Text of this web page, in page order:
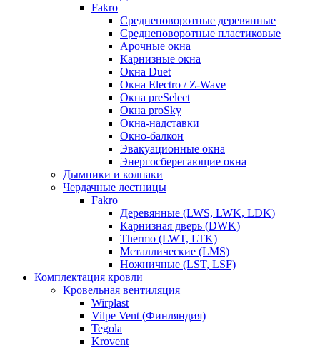
Fakro
Cреднеповоротные деревянные
Cреднеповоротные пластиковые
Арочные окна
Карнизные окна
Окна Duet
Окна Electro / Z-Wave
Окна preSelect
Окна proSky
Окна-надставки
Окно-балкон
Эвакуационные окна
Энергосберегающие окна
Дымники и колпаки
Чердачные лестницы
Fakro
Деревянные (LWS, LWK, LDK)
Карнизная дверь (DWK)
Thermo (LWT, LTK)
Металлические (LMS)
Ножничные (LST, LSF)
Комплектация кровли
Кровельная вентиляция
Wirplast
Vilpe Vent (Финляндия)
Tegola
Krovent